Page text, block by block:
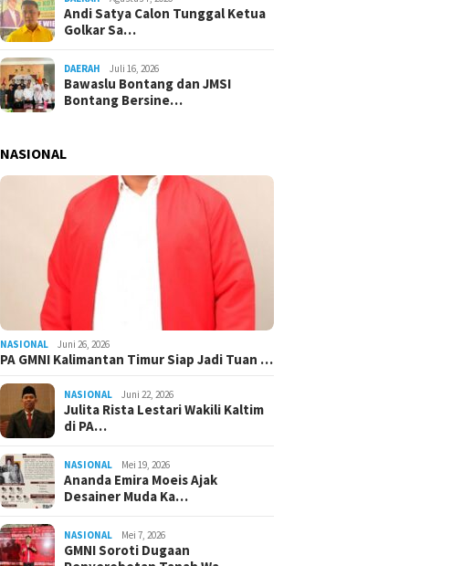
Andi Satya Calon Tunggal Ketua
Golkar Sa…
DAERAH Juli 16, 2026
Bawaslu Bontang dan JMSI
Bontang Bersine…
NASIONAL
NASIONAL Juni 26, 2026
PA GMNI Kalimantan Timur Siap Jadi Tuan …
NASIONAL Juni 22, 2026
Julita Rista Lestari Wakili Kaltim
di PA…
NASIONAL Mei 19, 2026
Ananda Emira Moeis Ajak
Desainer Muda Ka…
NASIONAL Mei 7, 2026
GMNI Soroti Dugaan